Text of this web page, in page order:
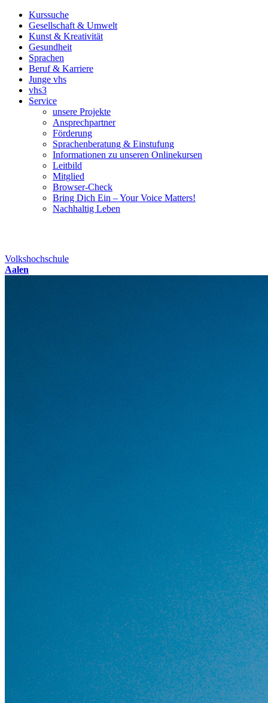
Kurssuche
Gesellschaft & Umwelt
Kunst & Kreativität
Gesundheit
Sprachen
Beruf & Karriere
Junge vhs
vhs3
Service
unsere Projekte
Ansprechpartner
Förderung
Sprachenberatung & Einstufung
Informationen zu unseren Onlinekursen
Leitbild
Mitglied
Browser-Check
Bring Dich Ein – Your Voice Matters!
Nachhaltig Leben
Volkshochschule
Aalen